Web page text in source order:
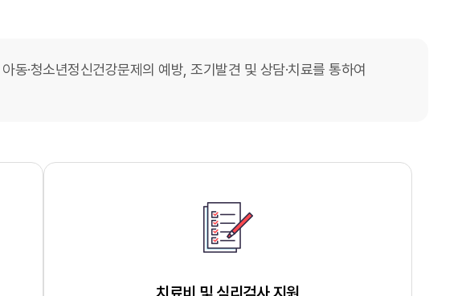
동·청소년정신건강문제의 예방, 조기발견 및 상담·치료를 통하여